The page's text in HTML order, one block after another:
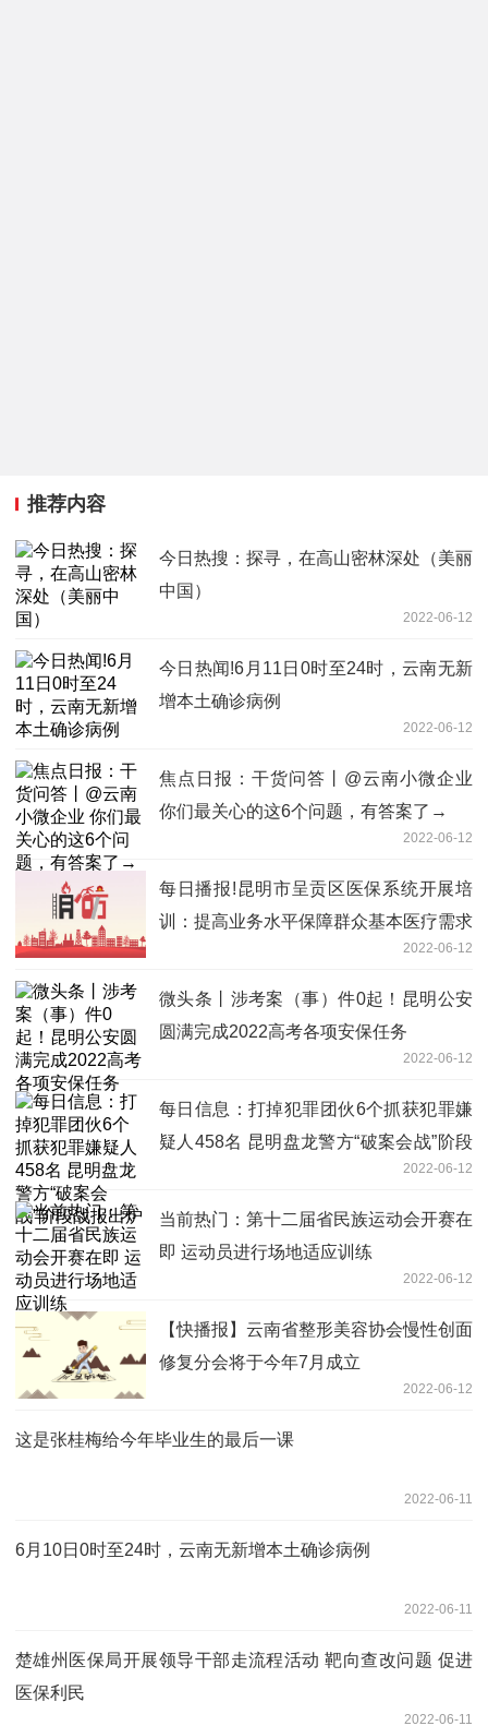
推荐内容
今日热搜：探寻，在高山密林深处（美丽
中国）
2022-06-12
今日热闻!6月11日0时至24时，云南无新
增本土确诊病例
2022-06-12
焦点日报：干货问答丨@云南小微企业
你们最关心的这6个问题，有答案了→
2022-06-12
每日播报!昆明市呈贡区医保系统开展培
训：提高业务水平保障群众基本医疗需求
2022-06-12
微头条丨涉考案（事）件0起！昆明公安
圆满完成2022高考各项安保任务
2022-06-12
每日信息：打掉犯罪团伙6个抓获犯罪嫌
疑人458名 昆明盘龙警方“破案会战”阶段
2022-06-12
当前热门：第十二届省民族运动会开赛在
即 运动员进行场地适应训练
2022-06-12
【快播报】云南省整形美容协会慢性创面
修复分会将于今年7月成立
2022-06-12
这是张桂梅给今年毕业生的最后一课
2022-06-11
6月10日0时至24时，云南无新增本土确诊病例
2022-06-11
楚雄州医保局开展领导干部走流程活动 靶向查改问题 促进
医保利民
2022-06-11